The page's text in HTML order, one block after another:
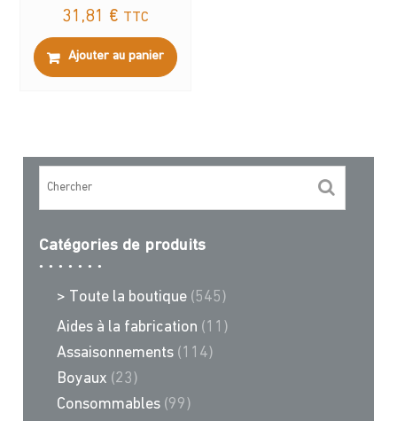
31,81 € TTC
Ajouter au panier
Catégories de produits
> Toute la boutique (545)
Aides à la fabrication (11)
Assaisonnements (114)
Boyaux (23)
Consommables (99)